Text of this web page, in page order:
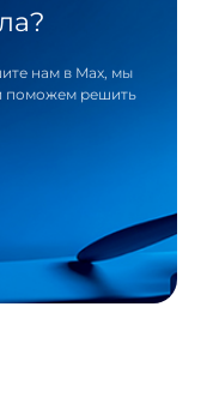
нам в Max, мы
поможем решить